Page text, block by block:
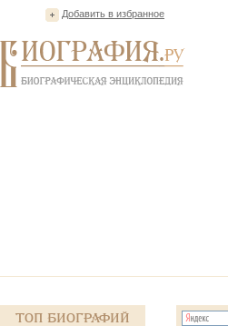
Добавить в избранное
Топ Биографий